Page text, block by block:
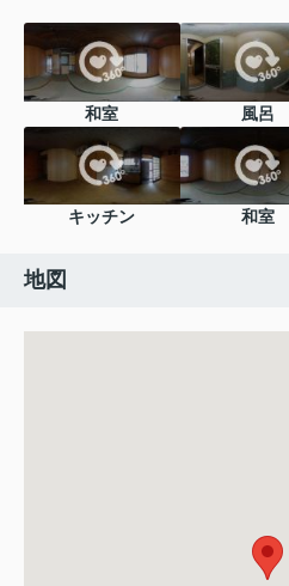
和室 風呂
キッチン 和室
地図